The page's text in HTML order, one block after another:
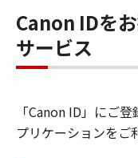
Canon IDを
サービス
「Canon ID」にご
プリケーションをご